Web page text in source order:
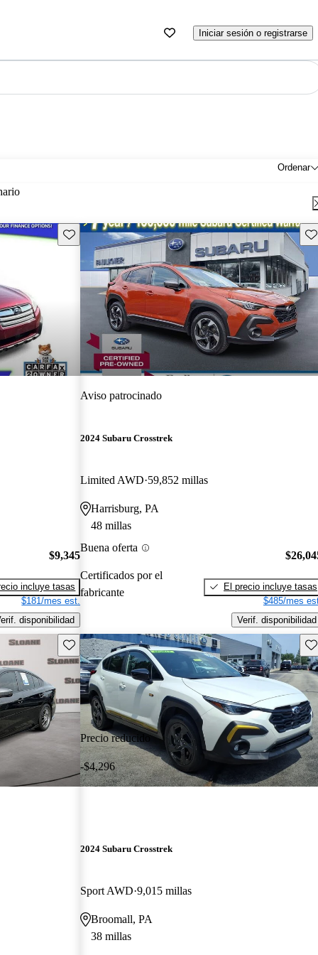
Iniciar sesión o registrarse
Ordenar
Guarda este Aviso
$9,345
incluye tasas
$181/mes est.
disponibilidad
Aviso patrocinado
2024 Subaru Crosstrek
Limited AWD 59,852 millas
Harrisburg, PA
48 millas
Buena oferta
Certificados por el
fabricante
El precio incluye tasas
$485/mes
Verif. disponibilidad
Guarda este Aviso
Precio reducido
-$4,296
2024 Subaru Crosstrek
Sport AWD 9,015 millas
Broomall, PA
38 millas